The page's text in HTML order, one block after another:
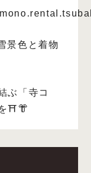
景色と着物
ぶ「寺コ
⛩️👘